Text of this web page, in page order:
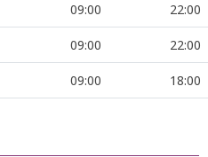
09:00 22:00
09:00 22:00
09:00 18:00